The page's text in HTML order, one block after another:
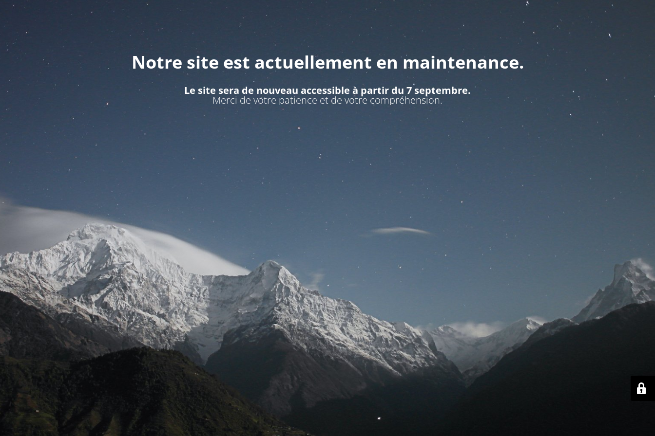
Notre site est actuellement en maintenance.
Le site sera de nouveau accessible à partir du 7 septembre.
Merci de votre patience et de votre compréhension.